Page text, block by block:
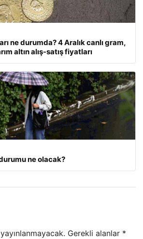
ne durumda? 4 Aralık canlı gram,
altın alış-satış fiyatları
ne olacak?
Gerekli alanlar *